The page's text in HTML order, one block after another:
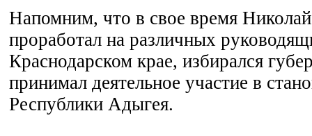
Напомним, что в свое время
проработал на различных
Краснодарском крае, избирался
принимал деятельное участие в
Республики Адыгея.